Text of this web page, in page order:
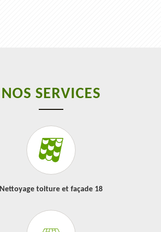
NOS SERVICES
Nettoyage toiture et façade 18